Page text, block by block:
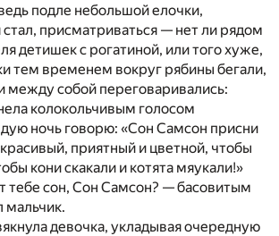
подле небольшой елочки,
присматриваться — нет ли рядом
детишек с рогатиной, или того хуже,
тем временем вокруг рябины бегали,
между собой переговаривались:
колокольчивым голосом
ночь говорю: «Сон Самсон присни
приятный и цветной, чтобы
кони скакали и котята мяукали!»
тебе сон, Сон Самсон? — басовитым
мальчик.
девочка, укладывая очередную